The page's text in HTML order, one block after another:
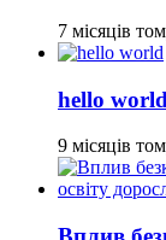
7 місяців
hello world
9 місяців